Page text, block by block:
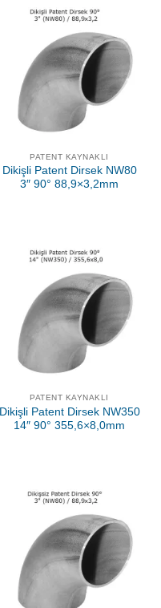
PATENT KAYNAKLI
Dikişli Patent Dirsek NW80
3″ 90° 88,9×3,2mm
PATENT KAYNAKLI
Dikişli Patent Dirsek NW350
14″ 90° 355,6×8,0mm